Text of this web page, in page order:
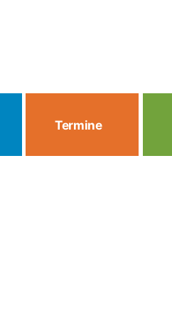
Termine